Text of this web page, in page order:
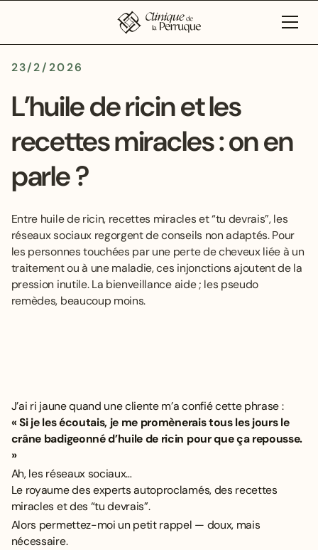
23/2/2026
L’huile de ricin et les
recettes miracles : on en
parle ?
Entre huile de ricin, recettes miracles et “tu devrais”, les
réseaux sociaux regorgent de conseils non adaptés. Pour
les personnes touchées par une perte de cheveux liée à un
traitement ou à une maladie, ces injonctions ajoutent de la
pression inutile. La bienveillance aide ; les pseudo
remèdes, beaucoup moins.
J’ai ri jaune quand une cliente m’a confié cette phrase :
« Si je les écoutais, je me promènerais tous les jours le
crâne badigeonné d’huile de ricin pour que ça repousse.
»
Ah, les réseaux sociaux…
Le royaume des experts autoproclamés, des recettes
miracles et des “tu devrais”.
Alors permettez-moi un petit rappel — doux, mais
nécessaire.